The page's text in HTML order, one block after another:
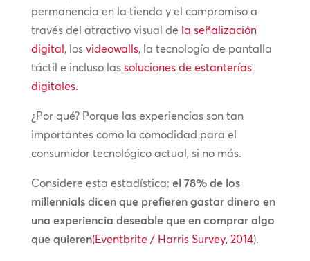
permanencia en la tienda y el compromiso a
través del atractivo visual de la señalización
digital, los videowalls, la tecnología de pantalla
táctil e incluso las soluciones de estanterías
digitales.
¿Por qué? Porque las experiencias son tan
importantes como la comodidad para el
consumidor tecnológico actual, si no más.
Considere esta estadística: el 78% de los
millennials dicen que prefieren gastar dinero en
una experiencia deseable que en comprar algo
que quieren(Eventbrite / Harris Survey, 2014).